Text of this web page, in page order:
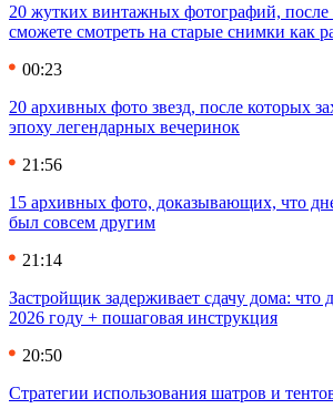
20 жутких винтажных фотографий,
сможете смотреть на старые снимки как
00:23
20 архивных фото звезд, после которых
эпоху легендарных вечеринок
21:56
15 архивных фото, доказывающих, что
был совсем другим
21:14
Застройщик задерживает сдачу дома: что
2026 году + пошаговая инструкция
20:50
Стратегии использования шатров и